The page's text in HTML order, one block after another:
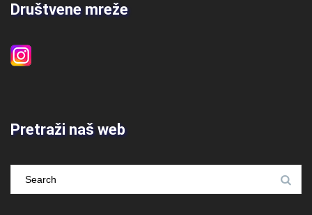
Društvene mreže
Pretraži naš web